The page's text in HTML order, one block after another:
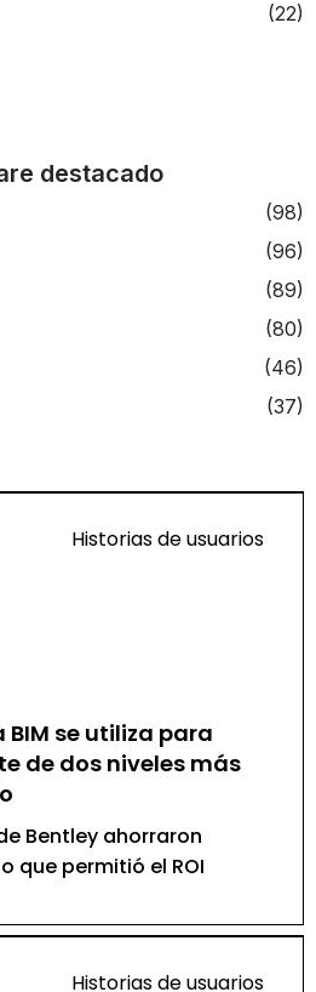
(22)
destacado
(98)
(96)
(89)
(80)
(46)
(37)
Historias de usuarios
se utiliza para
de dos niveles más
Bentley ahorraron
que permitió el ROI
Historias de usuarios